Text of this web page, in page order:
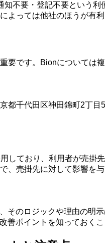
不要・登記不要という
よっては他社のほうが有
要です。Bionについては
都千代田区神田錦町2丁
しており、利用者が売
、売掛先に対して影響を
そのロジックや理由の明
ポイントを知っておくこ